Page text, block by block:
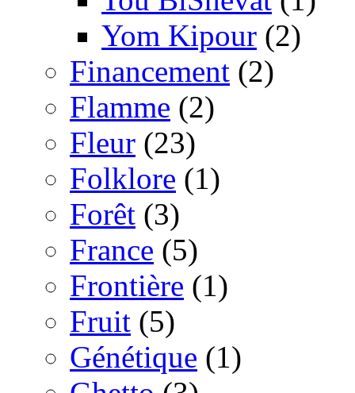
Yom Kipour (2)
Financement (2)
Flamme (2)
Fleur (23)
Folklore (1)
Forêt (3)
France (5)
Frontière (1)
Fruit (5)
Génétique (1)